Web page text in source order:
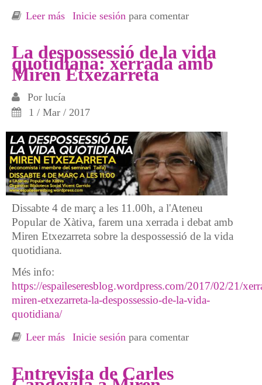
Leer más sobre “Ningún talento justifica los sueldos
Inicie sesión para comentar
La despossessió de la vida
quotidiana: xerrada amb
Miren Etxezarreta
Por lucía
1 / Mar / 2017
Dissabte 4 de març a les 11.00h, a l'Ateneu
Popular de Xàtiva, farem una xerrada i debat amb
Miren Etxezarreta sobre la despossessió de la vida
quotidiana.
Més info:
https://espaileseresblog.wordpress.com/2017/02/21/
miren-etxezarreta-la-despossessio-de-la-vida-
quotidiana/
Leer más sobre La despossessió de la vida quotidiana:
Inicie sesión para comentar
Entrevista de Carles